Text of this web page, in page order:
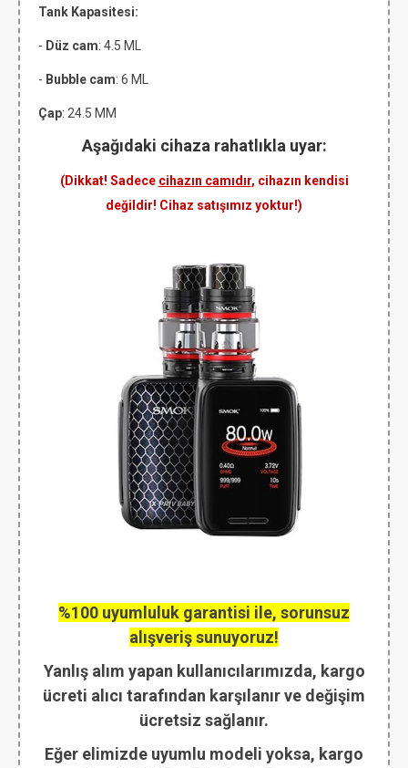
Tank Kapasitesi:
- Düz cam: 4.5 ML
- Bubble cam: 6 ML
Çap: 24.5 MM
Aşağıdaki cihaza rahatlıkla uyar:
(Dikkat! Sadece cihazın camıdır, cihazın kendisi
değildir! Cihaz satışımız yoktur!)
%100 uyumluluk garantisi ile, sorunsuz
alışveriş sunuyoruz!
Yanlış alım yapan kullanıcılarımızda, kargo
ücreti alıcı tarafından karşılanır ve değişim
ücretsiz sağlanır.
Eğer elimizde uyumlu modeli yoksa, kargo